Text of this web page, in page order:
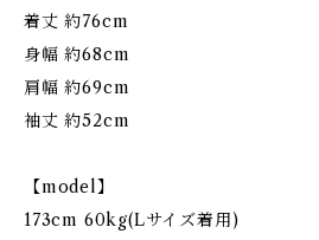
着丈 約76cm
身幅 約68cm
肩幅 約69cm
袖丈 約52cm
【model】
173cm 60kg(Lサイズ着用)